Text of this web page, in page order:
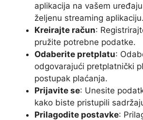
aplikacija na vašem
željenu streaming aplikaciju.
Kreirajte račun:
pružite potrebne podatke.
Odaberite pretplatu:
odgovarajući pretplatnički
postupak plaćanja.
Prijavite se: Unesite
kako biste pristupili
Prilagodite postavke: